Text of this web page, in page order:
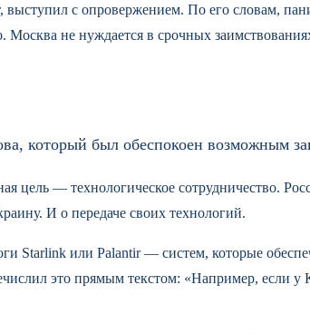
с опровержением. По его словам,
не нуждается в срочных
который был обеспокоен возможным
цель — технологическое сотрудничество.
И о передаче своих технологий.
Starlink или Palantir — систем, которые
это прямым текстом: «Например, если у